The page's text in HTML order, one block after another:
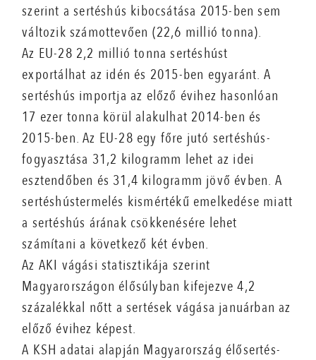
szerint a sertéshús kibocsátása 2015-ben sem
változik számottevően (22,6 millió tonna).
Az EU-28 2,2 millió tonna sertéshúst
exportálhat az idén és 2015-ben egyaránt. A
sertéshús importja az előző évihez hasonlóan
17 ezer tonna körül alakulhat 2014-ben és
2015-ben. Az EU-28 egy főre jutó sertéshús-
fogyasztása 31,2 kilogramm lehet az idei
esztendőben és 31,4 kilogramm jövő évben. A
sertéshústermelés kismértékű emelkedése miatt
a sertéshús árának csökkenésére lehet
számítani a következő két évben.
Az AKI vágási statisztikája szerint
Magyarországon élősúlyban kifejezve 4,2
százalékkal nőtt a sertések vágása januárban az
előző évihez képest.
A KSH adatai alapján Magyarország élősertés-